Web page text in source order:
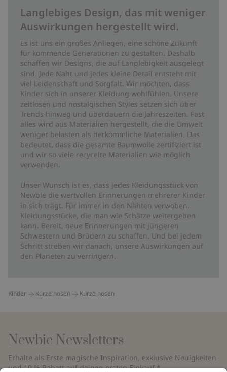
Langlebiges Design, das mit weniger
Auswirkungen hergestellt wird.
Es ist uns ein großes Anliegen, eine schöne Zukunft
für kommende Generationen zu gestalten. Deshalb
schaffen wir Designs, die auf Langlebigkeit ausgelegt
sind. Jede Naht und jedes kleine Detail entsteht mit
viel Leidenschaft und Sorgfalt. Wir möchten, dass
Kinder sich in unserer Kleidung wohlfühlen. Unsere
zeitlosen und nostalgischen Styles setzen sich über
Trends hinweg und überdauern die Jahreszeiten. Fast
alles wird aus Materialien hergestellt, die die Umwelt
weniger belasten als herkömmliche Materialien. Das
bedeutet, dass die gesamte Baumwolle zertifiziert ist
und wir so viele recycelte Materialien wie möglich
verwenden.
Unser Wunsch ist es, dass jedes Kleidungsstück von
Newbie die wertvollen Erinnerungen mehrerer Kinder
in sich trägt. Für immer in den Nähten verwoben.
Kleidungsstücke, die man wie Schätze weitergeben
kann. Bereit, neue Erinnerungen mit jüngeren
Schwestern und Brüdern zu schaffen. Und bei jedem
Schritt streben wir danach, unsere Auswirkungen auf
den Planeten zu verringern.
Kinder Kurze hosen Kurze hosen
Newbie Newsletters
Erhalte als Erste magische Inspiration, exklusive Neuigkeiten
und 10 % Rabatt auf deinen ersten Einkauf.*